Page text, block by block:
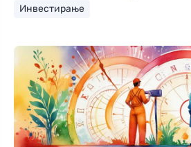
Инвестирање